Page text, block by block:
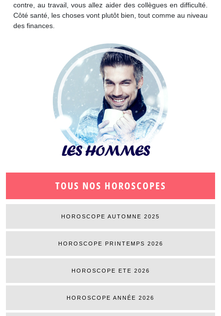
TOUS NOS HOROSCOPES
HOROSCOPE AUTOMNE 2025
HOROSCOPE PRINTEMPS 2026
HOROSCOPE ETE 2026
HOROSCOPE ANNÉE 2026
contre, au travail, vous allez aider des collègues en difficulté.
Côté santé, les choses vont plutôt bien, tout comme au niveau
des finances.